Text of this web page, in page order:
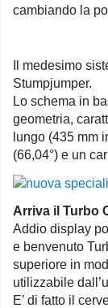
cambiando la
Il medesimo
Stumpjumper.
Lo schema in
geometria,
lungo (435 mm
(66,04°) e un
Arriva il Turbo
Addio display
e benvenuto
superiore in
utilizzabile
E’ di fatto il